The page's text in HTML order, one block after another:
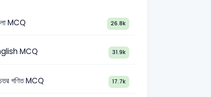
MCQ 26.8k
MCQ 31.9k
গণিত MCQ 17.7k